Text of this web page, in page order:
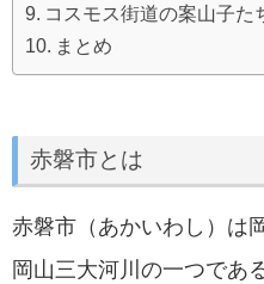
コスモス街道の案山子た
まとめ
赤磐市とは
赤磐市（あかいわし）は
岡山三大河川の一つであ